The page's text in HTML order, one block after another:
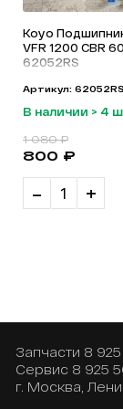
Koyo
VFR 1200 CBR
62052RS
Артикул:
В наличии > 4
- +
800 ₽
1 080 ₽
Запчасти 8
Сервис 8 925
г. Москва,